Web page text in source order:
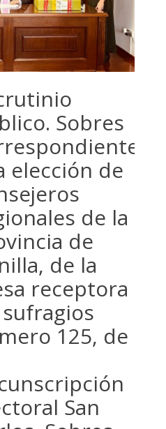
Sobres
elección de
de la
de
de la
receptora
125, de
San